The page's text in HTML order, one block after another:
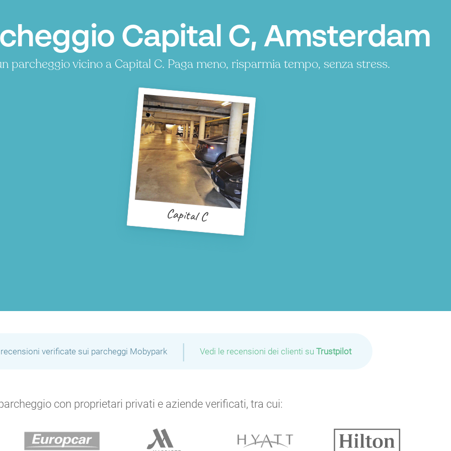
Capital C, Amsterdam
parcheggio vicino a Capital C. Paga meno, risparmia tempo, senza stress.
Capital C
verificate sui parcheggi Mobypark | Vedi le recensioni dei clienti su Trustpilot
con proprietari privati e aziende verificati, tra cui:
P
P